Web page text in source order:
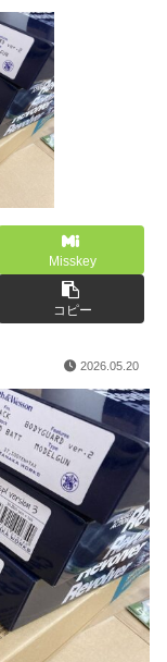
Misskey
コピー
2026.05.20